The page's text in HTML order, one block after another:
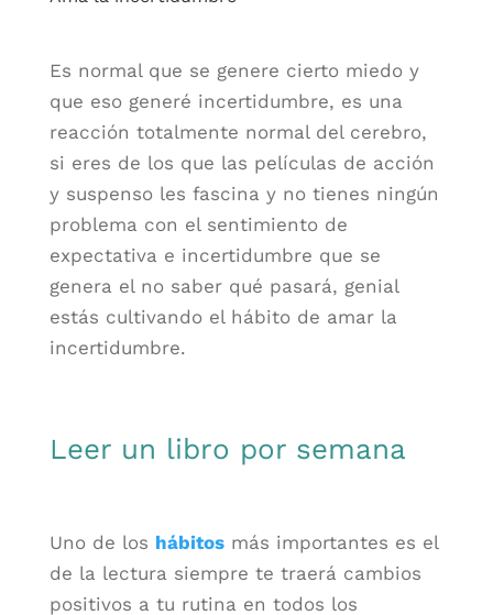
Es normal que se genere cierto miedo y
que eso generé incertidumbre, es una
reacción totalmente normal del cerebro,
si eres de los que las películas de acción
y suspenso les fascina y no tienes ningún
problema con el sentimiento de
expectativa e incertidumbre que se
genera el no saber qué pasará, genial
estás cultivando el hábito de amar la
incertidumbre.
Leer un libro por semana
Uno de los hábitos más importantes es el
de la lectura siempre te traerá cambios
positivos a tu rutina en todos los